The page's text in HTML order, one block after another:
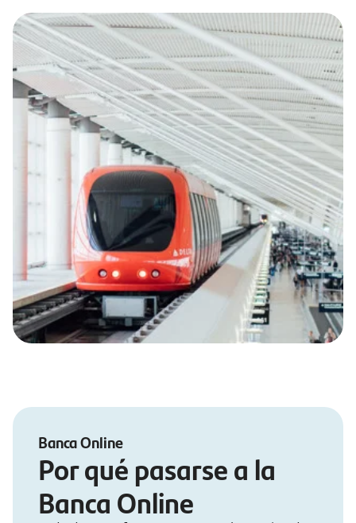
Banca Online
Por qué pasarse a la
Banca Online